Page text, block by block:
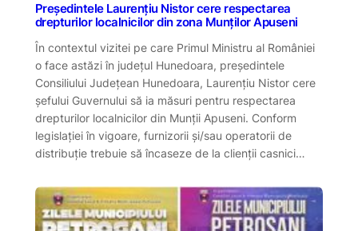
Președintele Laurențiu Nistor cere respectarea
drepturilor localnicilor din zona Munților Apuseni
În contextul vizitei pe care Primul Ministru al României
o face astăzi în județul Hunedoara, președintele
Consiliului Județean Hunedoara, Laurențiu Nistor cere
șefului Guvernului să ia măsuri pentru respectarea
drepturilor localnicilor din Munții Apuseni. Conform
legislației în vigoare, furnizorii și/sau operatorii de
distribuție trebuie să încaseze de la clienții casnici…